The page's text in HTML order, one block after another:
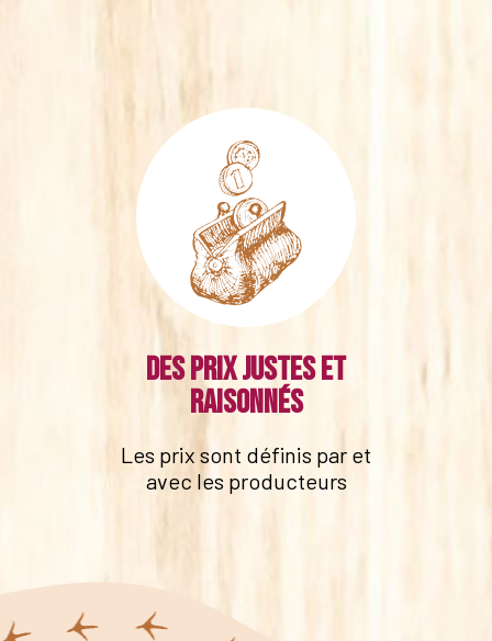
Des prix justes et
raisonnés
Les prix sont définis par et
avec les producteurs